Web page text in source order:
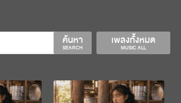
เพลงทั้งหมด
MUSIC ALL
ค้นหา
SEARCH